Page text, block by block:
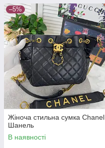
–5%
Жіноча стильна сумка Chanel
Шанель
В наявності